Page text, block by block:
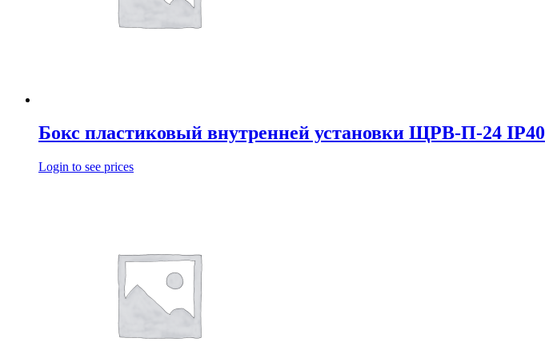
Бокс пластиковый внутренней установки ЩРВ-П-24 IP40
Login to see prices